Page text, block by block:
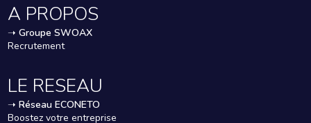
A PROPOS
➝ Groupe SWOAX
Recrutement
LE RESEAU
➝ Réseau ECONETO
Boostez votre entreprise